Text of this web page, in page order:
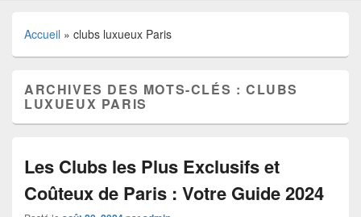
Accueil » clubs luxueux Paris
ARCHIVES DES MOTS-CLÉS :CLUBS
LUXUEUX PARIS
Les Clubs les Plus Exclusifs et
Coûteux de Paris : Votre Guide 2024